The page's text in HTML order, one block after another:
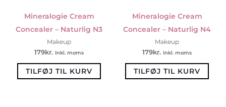
Mineralogie Cream
Concealer – Naturlig N3
Makeup
179kr. Inkl. moms
TILFØJ TIL KURV
Mineralogie Cream
Concealer – Naturlig N4
Makeup
179kr. Inkl. moms
TILFØJ TIL KURV